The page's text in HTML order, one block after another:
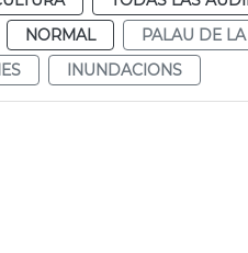
NORMAL
PALAU DE
INUNDACIONS